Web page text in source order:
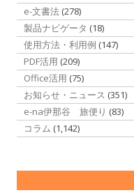
e-文書法 (278)
製品ナビゲータ (18)
使用方法・利用例 (147)
PDF活用 (209)
Office活用 (75)
お知らせ・ニュース (351)
e-na伊那谷 旅便り (83)
コラム (1,142)